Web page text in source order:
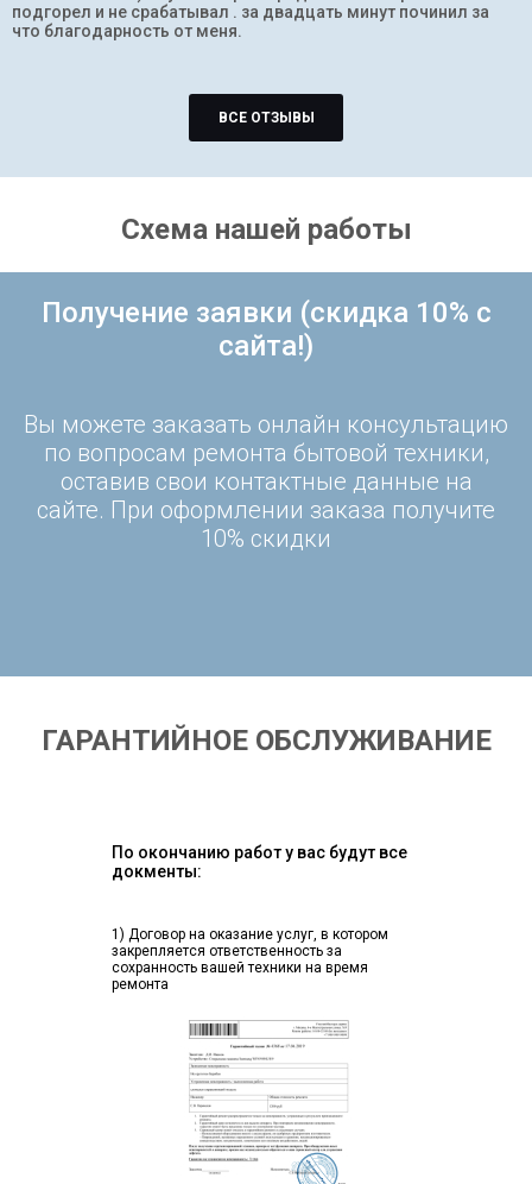
подгорел и не срабатывал . за двадцать минут починил за
что благодарность от меня.
ВСЕ ОТЗЫВЫ
Схема нашей работы
Получение заявки (скидка 10% с
сайта!)
Вы можете заказать онлайн консультацию
по вопросам ремонта бытовой техники,
оставив свои контактные данные на
сайте. При оформлении заказа получите
10% скидки
ГАРАНТИЙНОЕ ОБСЛУЖИВАНИЕ
По окончанию работ у вас будут все
докменты:
1) Договор на оказание услуг, в котором
закрепляется ответственность за
сохранность вашей техники на время
ремонта